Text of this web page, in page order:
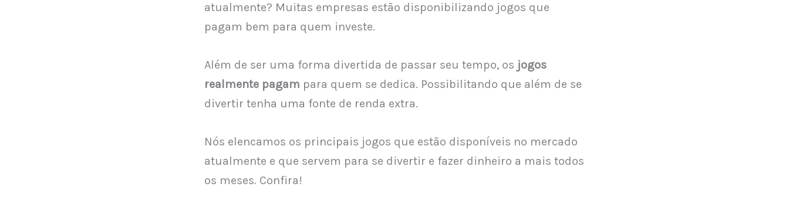
atualmente? Muitas empresas estão disponibilizando jogos que
pagam bem para quem investe.
Além de ser uma forma divertida de passar seu tempo, os jogos
realmente pagam para quem se dedica. Possibilitando que além de se
divertir tenha uma fonte de renda extra.
Nós elencamos os principais jogos que estão disponíveis no mercado
atualmente e que servem para se divertir e fazer dinheiro a mais todos
os meses. Confira!